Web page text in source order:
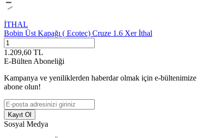
İTHAL
Bobin Üst Kapağı ( Ecotec) Cruze 1.6 Xer İthal
1.209,60 TL
E-Bülten Aboneliği
Kampanya ve yeniliklerden haberdar olmak için e-bültenimize
abone olun!
Kayıt Ol
Sosyal Medya